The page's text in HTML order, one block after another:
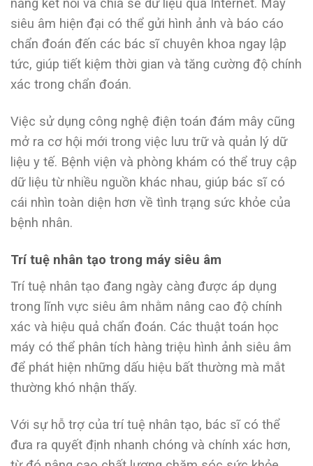
năng kết nối và chia sẻ dữ liệu qua Internet. Máy
siêu âm hiện đại có thể gửi hình ảnh và báo cáo
chẩn đoán đến các bác sĩ chuyên khoa ngay lập
tức, giúp tiết kiệm thời gian và tăng cường độ chính
xác trong chẩn đoán.
Việc sử dụng công nghệ điện toán đám mây cũng
mở ra cơ hội mới trong việc lưu trữ và quản lý dữ
liệu y tế. Bệnh viện và phòng khám có thể truy cập
dữ liệu từ nhiều nguồn khác nhau, giúp bác sĩ có
cái nhìn toàn diện hơn về tình trạng sức khỏe của
bệnh nhân.
Trí tuệ nhân tạo trong máy siêu âm
Trí tuệ nhân tạo đang ngày càng được áp dụng
trong lĩnh vực siêu âm nhằm nâng cao độ chính
xác và hiệu quả chẩn đoán. Các thuật toán học
máy có thể phân tích hàng triệu hình ảnh siêu âm
để phát hiện những dấu hiệu bất thường mà mắt
thường khó nhận thấy.
Với sự hỗ trợ của trí tuệ nhân tạo, bác sĩ có thể
đưa ra quyết định nhanh chóng và chính xác hơn,